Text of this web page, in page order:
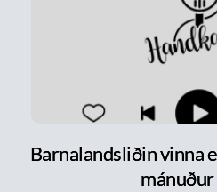
Barnalandsliðin vinna